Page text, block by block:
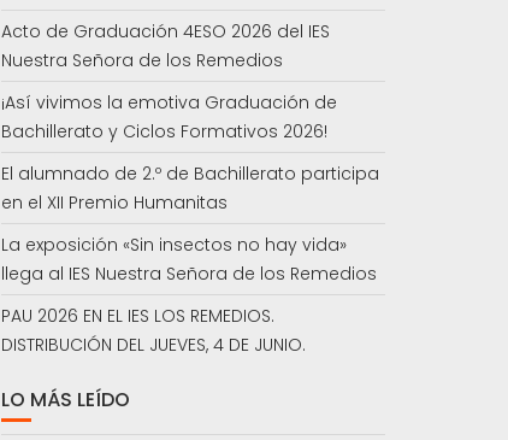
Acto de Graduación 4ESO 2026 del IES
Nuestra Señora de los Remedios
¡Así vivimos la emotiva Graduación de
Bachillerato y Ciclos Formativos 2026!
El alumnado de 2.º de Bachillerato participa
en el XII Premio Humanitas
La exposición «Sin insectos no hay vida»
llega al IES Nuestra Señora de los Remedios
PAU 2026 EN EL IES LOS REMEDIOS.
DISTRIBUCIÓN DEL JUEVES, 4 DE JUNIO.
LO MÁS LEÍDO